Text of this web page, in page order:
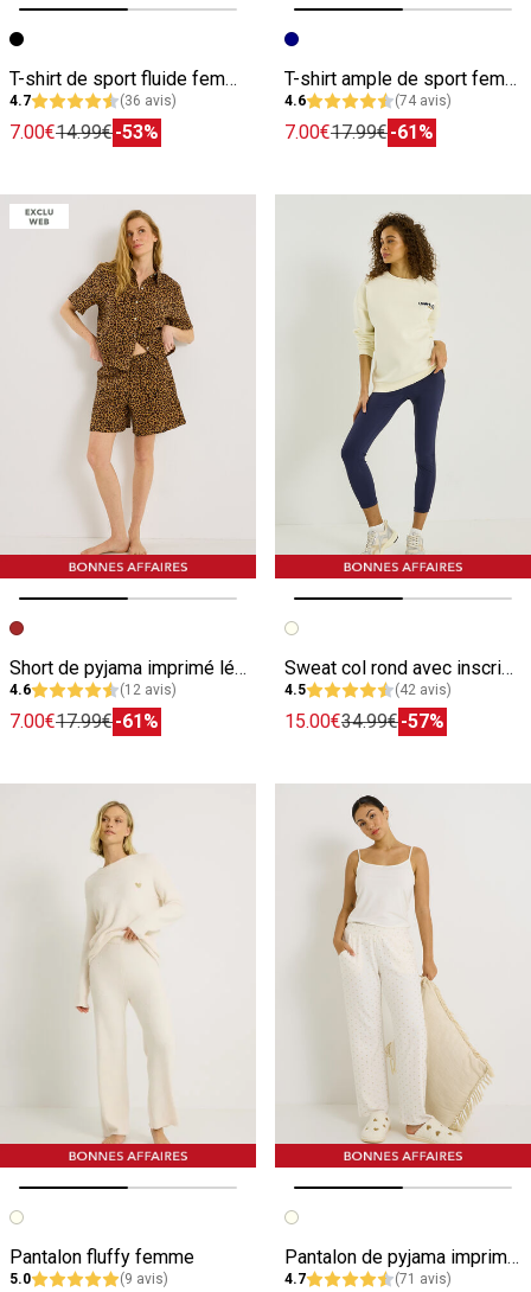
Image précédente
Image suivante
T-shirt de sport fluide femme
4.7 (36 avis)
7.00€14.99€-53%
Image précédente
Image suivante
T-shirt ample de sport femme
4.6 (74 avis)
7.00€17.99€-61%
Image précédente
Image suivante
Short de pyjama imprimé léopard femme
4.6 (12 avis)
7.00€17.99€-61%
Image précédente
Image suivante
Sweat col rond avec inscriptions femme
4.5 (42 avis)
15.00€34.99€-57%
Image précédente
Image suivante
Pantalon fluffy femme
5.0 (9 avis)
Image précédente
Image suivante
Pantalon de pyjama imprimé à pois femme
4.7 (71 avis)